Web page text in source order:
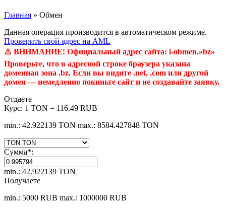
Главная » Обмен
Данная операция производится в автоматическом режиме.
Проверить свой адрес на AML
⚠️ ВНИМАНИЕ! Официальный адрес сайта: i-obmen.»bz»
Проверьте, что в адресной строке браузера указана
доменная зона .bz. Если вы видите .net, .com или другой
домен — немедленно покиньте сайт и не создавайте заявку.
Отдаете
Курс: 1 TON = 116.49 RUB
min.: 42.922139 TON max.: 8584.427848 TON
Сумма*:
min.: 42.922139 TON
Получаете
min.: 5000 RUB max.: 1000000 RUB